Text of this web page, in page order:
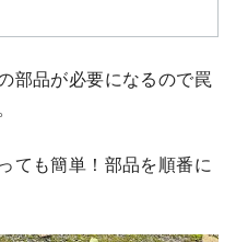
部品が必要になるので罠
ても簡単！部品を順番に